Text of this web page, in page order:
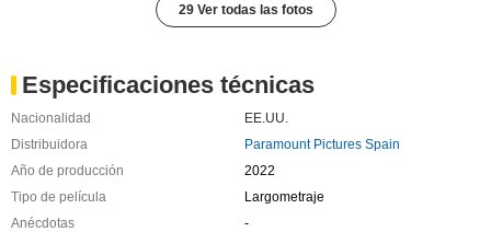
29 Ver todas las fotos
Especificaciones técnicas
Nacionalidad
EE.UU.
Distribuidora
Paramount Pictures Spain
Año de producción
2022
Tipo de película
Largometraje
Anécdotas
-